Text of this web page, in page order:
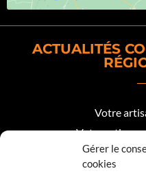
Gérer le
cookies
ACTUALITÉS
Votre
Votre artisan
Votre